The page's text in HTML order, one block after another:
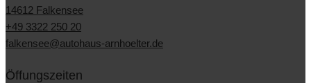
14612 Falkensee
+49 3322 250 20
falkensee@autohaus-arnhoelter.de
Öffungszeiten